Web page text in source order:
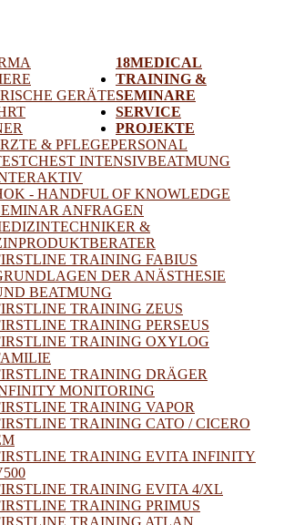
18MEDICAL
GERÄTE
TRAINING &
SEMINARE
& PFLEGEPERSONAL
INTENSIVBEATMUNG
- HANDFUL OF KNOWLEDGE
ANFRAGEN
&
TRAINING FABIUS
DER ANÄSTHESIE
BEATMUNG
TRAINING ZEUS
TRAINING PERSEUS
TRAINING OXYLOG
TRAINING DRÄGER
MONITORING
TRAINING VAPOR
TRAINING CATO / CICERO
TRAINING EVITA INFINITY
TRAINING EVITA 4/XL
TRAINING PRIMUS
TRAINING ATLAN
SERVICE
PROJEKTE